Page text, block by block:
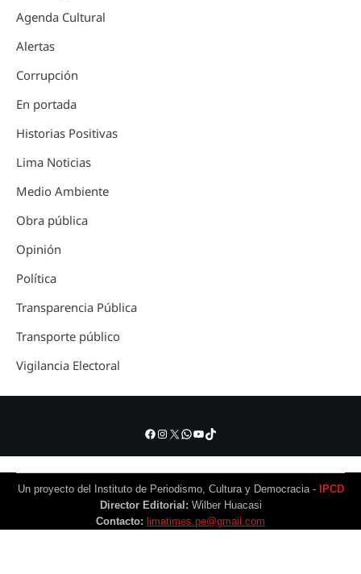
Agenda Cultural
Alertas
Corrupción
En portada
Historias Positivas
Lima Noticias
Medio Ambiente
Obra pública
Opinión
Política
Transparencia Pública
Transporte público
Vigilancia Electoral
Facebook
Instagram
X WhatsApp
YouTube
TikTok
Un proyecto del Instituto de Periodismo, Cultura y Democracia -
IPCD
Director Editorial: Wilber Huacasi
Contacto: limatimes.pe@gmail.com